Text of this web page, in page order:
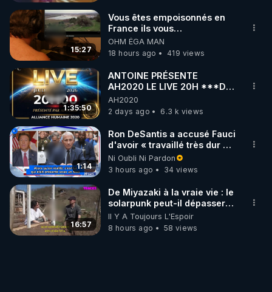
15:27
Vous êtes empoisonnés en
France ils vous
empoisonnent tranquille
OHM ÉGA MAN
18 hours ago
419 views
1:35:50
ANTOINE PRÉSENTE
AH2020 LE LIVE 20H ***DU
06/08/2026***
AH2020
2 days ago
6.3 k views
1:14
Ron DeSantis a accusé Fauci
d'avoir « travaillé très dur »
pour de longues fermetures
d'écoles
Ni Oubli Ni Pardon
3 hours ago
34 views
16:57
De Miyazaki à la vraie vie : le
solarpunk peut-il dépasser la
fiction ?
Il Y A Toujours L'Espoir
8 hours ago
58 views